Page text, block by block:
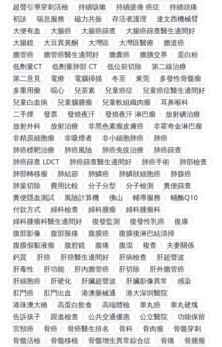
超聲引導穿刺活檢
持續咳嗽 持續疲倦 癌症
持續頭痛
初診
喘息服務 磁力共振 存活者護理
達文西機械臂
大便有血
大腸癌 大腸癌篩查
大腸癌篩查醫生邊間好
大腸鏡
大豆異黃酮 大灣區 大灣區醫療
膽道癌
膽管癌
膽管癌醫生邊間好 膽囊癌 膽胰交界
蛋白粉
低劑量CT
低劑量肺部 CT 低位前切除
第二線治療
第二意見
電療 電腦掃描 冬至 東莞
多發性骨髓瘤
多重用藥
噁心 兒茶素 兒童癌症
兒童癌症醫生邊間好
兒童白血病
兒童腦腫瘤 兒童軟組織肉瘤
耳鼻喉科
二手煙
發票 發燒夜汗 發燒夜汗 淋巴瘤
放射碘治療
放射外科
放射治療 非黑色素瘤皮膚癌
非霍奇金淋巴瘤
非精原細胞瘤
非吸煙者 非小細胞肺癌
肺癌
肺癌標靶治療
肺癌風險 肺癌免疫治療
肺癌篩查
肺癌篩查 LDCT
肺癌篩查醫生邊間好 肺癌手術
肺部檢查
肺部轉移瘤
肺結節 肺鱗癌 肺鱗狀細胞癌
肺腺癌
肺葉切除
費用比較 分子分型 分子檢測
糞便篩查
糞便隱血測試
風險計算機 佛山 輔導服務
輔酶Q10
付款方式
婦科檢查 婦科腫瘤
婦科腫瘤科
婦科腫瘤科醫生邊間好
復發監測 復發性乳癌
復康
腹部影像
腹部脹痛 腹膜癌
腹膜後淋巴結清掃
腹膜假黏液瘤
腹腔鏡 腹痛 腹瀉 複查
夫妻關係
鈣質
肝癌 肝癌醫生邊間好 肝病檢查
肝超聲波
肝毒性
肝功能 肝內膽管癌 肝切除
肝外膽管癌
肝細胞癌
肝硬化 肝臟超聲波 肝臟影像異常
感染
肛門癌
肛門出血 港澳藥械通
港大深圳醫院
港珠澳大橋
高蛋白飲食 高端體檢 睾丸癌
睾丸硬塊
告訴孩子
跟進檢查 公共交通優惠 公立醫院
功能保留
宮頸癌
骨癌 骨癌醫生排名 骨科 骨肉瘤
骨髓穿刺
骨髓活檢
骨髓移植 骨髓增生異常綜合症 骨痛
骨腫瘤